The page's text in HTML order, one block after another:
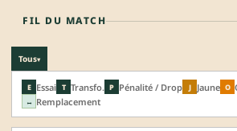
FIL DU MATCH
Tous▾
E Essai T Transfo. P Pénalité / Drop J Jaune O
↔ Remplacement